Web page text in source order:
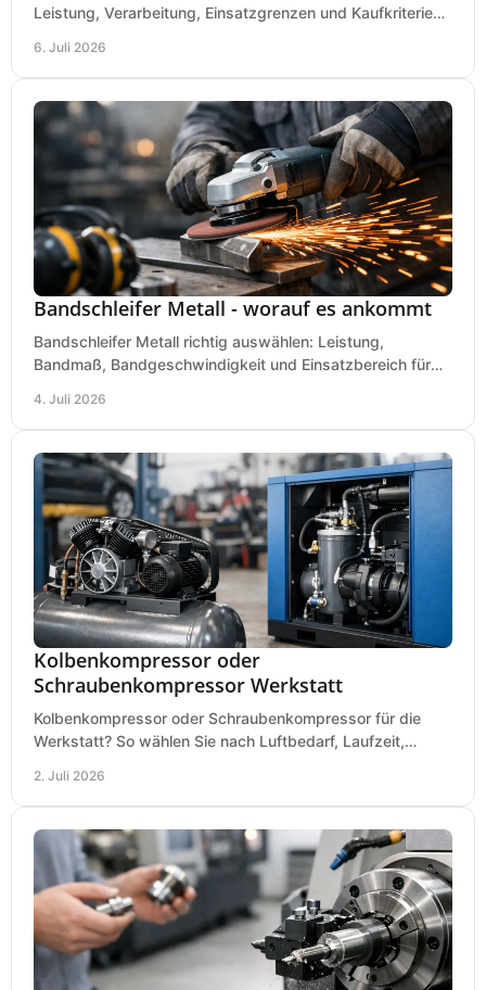
Leistung, Verarbeitung, Einsatzgrenzen und Kaufkriterien
6. Juli 2026
Bandschleifer Metall - worauf es ankommt
Bandschleifer Metall richtig auswählen: Leistung,
Bandmaß, Bandgeschwindigkeit und Einsatzbereich für
4. Juli 2026
Kolbenkompressor oder
Schraubenkompressor Werkstatt
Kolbenkompressor oder Schraubenkompressor für die
Werkstatt? So wählen Sie nach Luftbedarf, Laufzeit,
2. Juli 2026